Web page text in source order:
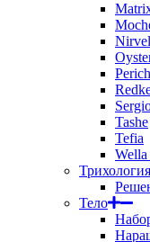
Tashe
Tefia
Трихология
Тело